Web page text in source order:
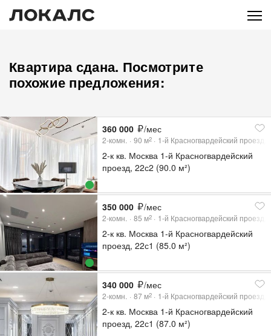
Квартира сдана. Посмотрите
похожие предложения:
360 000 /мес
2-комн. 90 м2 1-й Красногвардейский проезд,
2-к кв. Москва 1-й Красногвардейский
проезд, 22с2 (90.0 м²)
350 000 /мес
2-комн. 85 м2 1-й Красногвардейский проезд,
2-к кв. Москва 1-й Красногвардейский
проезд, 22с1 (85.0 м²)
340 000 /мес
2-комн. 87 м2 1-й Красногвардейский проезд,
2-к кв. Москва 1-й Красногвардейский
проезд, 22с1 (87.0 м²)